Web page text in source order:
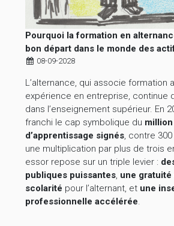
Pourquoi la formation en
bon départ dans le monde des
08-09-2028
L’alternance, qui associe formation
expérience en entreprise, continue
dans l’enseignement supérieur. En
franchi le cap symbolique du
d’apprentissage signés, contre
une multiplication par plus de trois
essor repose sur un triple levier :
publiques puissantes, une
scolarité pour l’alternant, et une
professionnelle accélérée.